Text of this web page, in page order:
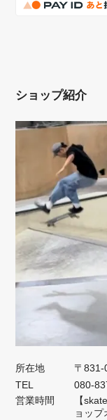
ショップ紹介
所在地
〒831-
TEL
080-
営業時間
【
ョッ